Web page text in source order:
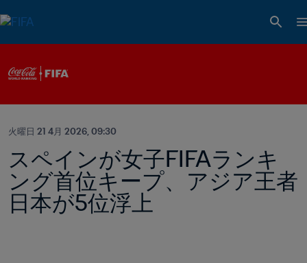
火曜日 21 4月 2026, 09:30
スペインが女子FIFAランキ
ング首位キープ、アジア王者
日本が5位浮上